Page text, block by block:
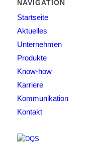
NAVIGATION
Startseite
Aktuelles
Unternehmen
Produkte
Know-how
Karriere
Kommunikation
Kontakt